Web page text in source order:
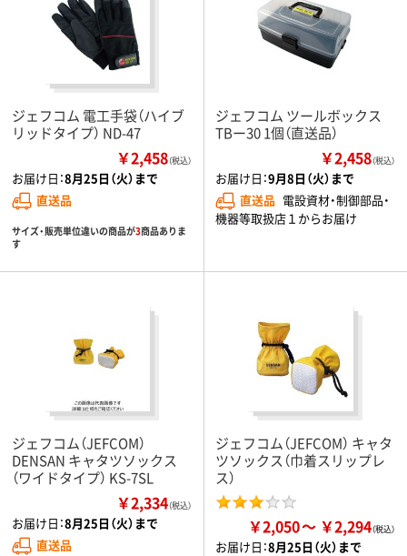
ジェフコム 電工手袋（ハイブ
リッドタイプ） ND-47
￥2,458（税込）
お届け日：8月25日（火）まで
直送品
サイズ・販売単位違いの商品が3商品ありま
す
ジェフコム ツールボックス
TBー30 1個（直送品）
￥2,458（税込）
お届け日：9月8日（火）まで
直送品 電設資材・制御部品・
機器等取扱店１からお届け
ジェフコム（JEFCOM）
DENSAN キャタツソックス
（ワイドタイプ） KS-7SL
￥2,334（税込）
お届け日：8月25日（火）まで
直送品
ジェフコム（JEFCOM） キャタ
ツソックス（巾着スリップレ
ス）
￥2,050 ￥2,294
お届け日：8月25日（火）まで